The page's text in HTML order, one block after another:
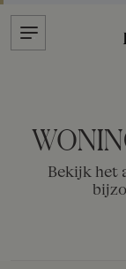
Bekijk het